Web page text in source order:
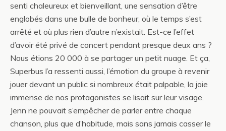
senti chaleureux et bienveillant, une sensation d’être
englobés dans une bulle de bonheur, où le temps s’est
arrêté et où plus rien d’autre n’existait. Est-ce l’effet
d’avoir été privé de concert pendant presque deux ans ?
Nous étions 20 000 à se partager un petit nuage. Et ça,
Superbus l’a ressenti aussi, l’émotion du groupe à revenir
jouer devant un public si nombreux était palpable, la joie
immense de nos protagonistes se lisait sur leur visage.
Jenn ne pouvait s’empêcher de parler entre chaque
chanson, plus que d’habitude, mais sans jamais casser le